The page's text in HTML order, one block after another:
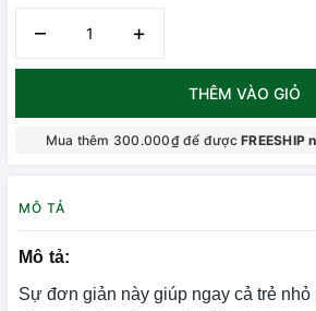
– +
THÊM VÀO GIỎ
Mua thêm 300.000₫ để đượcFREESHIP
MÔ TẢ
Mô tả:
Sự đơn giản này giúp ngay cả trẻ nhỏ